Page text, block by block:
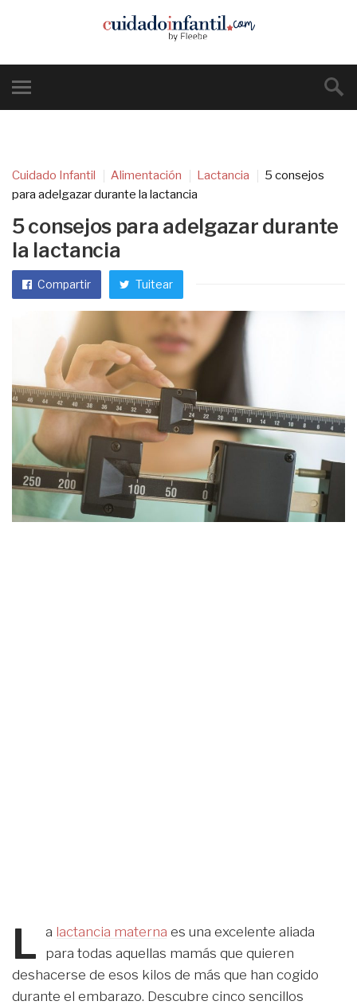
Cuidado Infantil Alimentación Lactancia
5 consejos
para adelgazar durante la lactancia
5 consejos para adelgazar durante
la lactancia
Compartir Tuitear
L a lactancia materna es una excelente aliada
para todas aquellas mamás que quieren
deshacerse de esos kilos de más que han cogido
durante el embarazo. Descubre cinco sencillos